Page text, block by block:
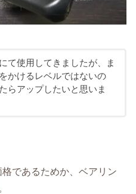
て使用してきましたが、ま
かけるレベルではないの
らアップしたいと思いま
であるためか、ベアリン